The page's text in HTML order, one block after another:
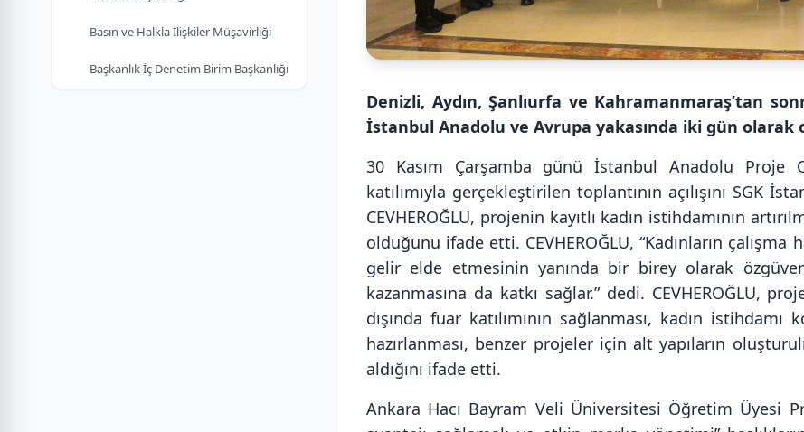
Basın ve Halkla İlişkiler Müşavirliği
Başkanlık İç Denetim Birim Başkanlığı
Denizli, Aydın, Şanlıurfa ve Kahramanmaraş’tan
İstanbul Anadolu ve Avrupa yakasında iki gün olarak
30 Kasım Çarşamba günü İstanbul Anadolu Proje
katılımıyla gerçekleştirilen toplantının açılışını SGK
CEVHEROĞLU, projenin kayıtlı kadın istihdamının
olduğunu ifade etti. CEVHEROĞLU, “Kadınların
gelir elde etmesinin yanında bir birey olarak
kazanmasına da katkı sağlar.” dedi. CEVHEROĞLU,
dışında fuar katılımının sağlanması, kadın
hazırlanması, benzer projeler için alt yapıların
aldığını ifade etti.
Ankara Hacı Bayram Veli Üniversitesi Öğretim Üyesi